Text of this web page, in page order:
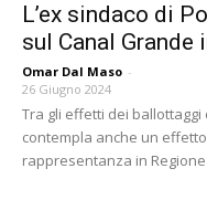
L’ex sindaco di
sul Canal Grande
Omar Dal Maso -
26 Giugno 2024
Tra gli effetti dei
contempla anche un
rappresentanza in Regione